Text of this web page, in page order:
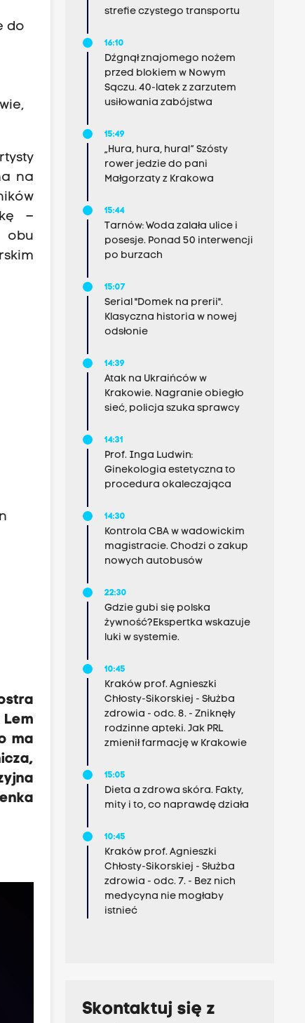
do
na
–
obu
Lem
ma
strefie czystego transportu
16:10
Dźgnął znajomego nożem
przed blokiem w Nowym
Sączu. 40-latek z zarzutem
usiłowania zabójstwa
15:49
„Hura, hura, hura!” Szósty
rower jedzie do pani
Małgorzaty z Krakowa
15:44
Tarnów: Woda zalała ulice i
posesje. Ponad 50 interwencji
po burzach
15:07
Serial "Domek na prerii".
Klasyczna historia w nowej
odsłonie
14:39
Atak na Ukraińców w
Krakowie. Nagranie obiegło
sieć, policja szuka sprawcy
14:31
Prof. Inga Ludwin:
Ginekologia estetyczna to
procedura okaleczająca
14:30
Kontrola CBA w wadowickim
magistracie. Chodzi o zakup
nowych autobusów
22:30
Gdzie gubi się polska
żywność?Ekspertka wskazuje
luki w systemie.
10:45
Kraków prof. Agnieszki
Chłosty-Sikorskiej - Służba
zdrowia - odc. 8. - Zniknęły
rodzinne apteki. Jak PRL
zmienił farmację w Krakowie
15:05
Dieta a zdrowa skóra. Fakty,
mity i to, co naprawdę działa
10:45
Kraków prof. Agnieszki
Chłosty-Sikorskiej - Służba
zdrowia - odc. 7. - Bez nich
medycyna nie mogłaby
istnieć
Skontaktuj się z